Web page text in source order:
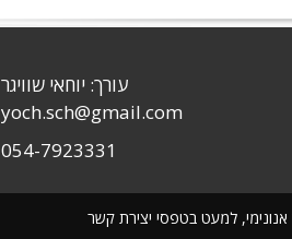
אנונימי, למעט בטפסי יצירת קשר
עורך: יוחאי שוויגר
yoch.sch@gmail.com
054-7923331